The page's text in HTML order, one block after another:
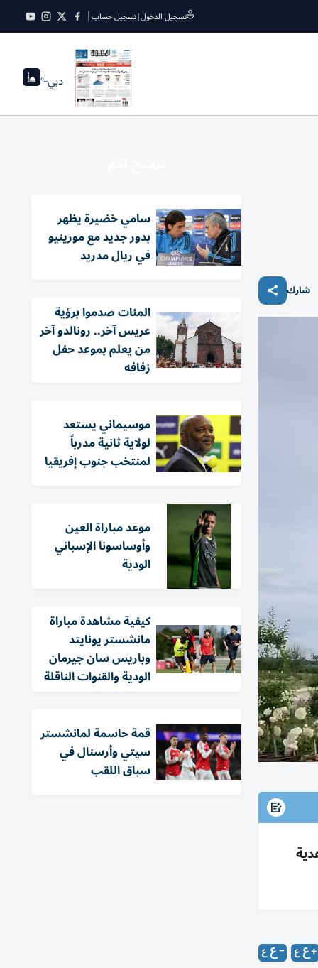
تسجيل الدخول|تسجيل حساب
دبي--°
شارك
وتلقى 6 دجاجات هدية
سامي خضيرة يظهر
بدور جديد مع مورينيو
في ريال مدريد
المئات صدموا برؤية
عريس آخر.. رونالدو آخر
من يعلم بموعد حفل
زفافه
موسيماني يستعد
لولاية ثانية مدرباً
لمنتخب جنوب إفريقيا
موعد مباراة العين
وأوساسونا الإسباني
الودية
كيفية مشاهدة مباراة
مانشستر يونايتد
وباريس سان جيرمان
الودية والقنوات الناقلة
قمة حاسمة لمانشستر
سيتي وأرسنال في
سباق اللقب